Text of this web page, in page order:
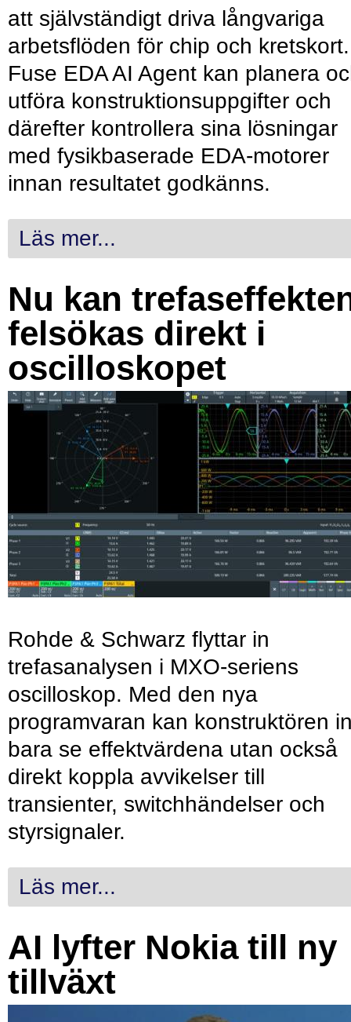
att självständigt driva långvariga
arbetsflöden för chip och kretskort.
Fuse EDA AI Agent kan planera
utföra konstruktionsuppgifter och
därefter kontrollera sina lösningar
med fysikbaserade EDA-motorer
innan resultatet godkänns.
Läs mer...
Nu kan
felsökas direkt i
oscilloskopet
Rohde & Schwarz flyttar in
trefasanalysen i MXO-seriens
oscilloskop. Med den nya
programvaran kan konstruktören
bara se effektvärdena utan också
direkt koppla avvikelser till
transienter, switchhändelser och
styrsignaler.
Läs mer...
AI lyfter Nokia till ny
tillväxt